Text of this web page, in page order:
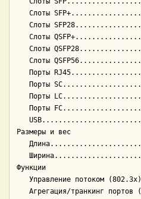
Размеры и вес
Функции